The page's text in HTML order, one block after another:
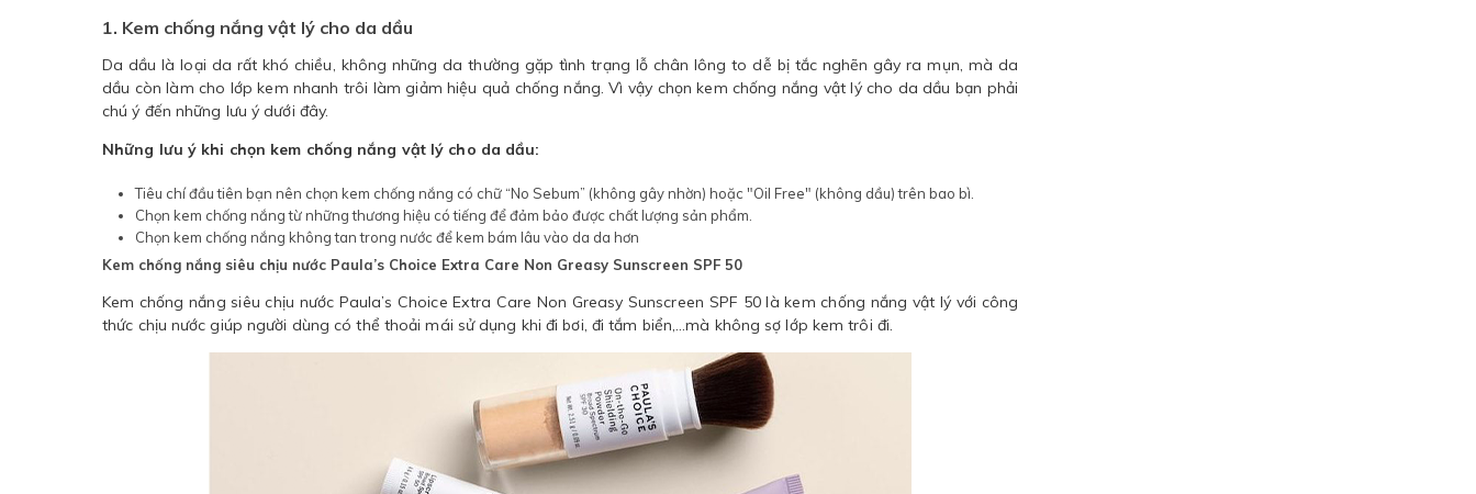
1. Kem chống nắng vật lý cho da dầu
Da dầu là loại da rất khó chiều, không những da thường gặp tình trạng lỗ chân lông to dễ bị tắc nghẽn gây ra mụn, mà da
dầu còn làm cho lớp kem nhanh trôi làm giảm hiệu quả chống nắng. Vì vậy chọn kem chống nắng vật lý cho da dầu bạn phải
chú ý đến những lưu ý dưới đây.
Những lưu ý khi chọn kem chống nắng vật lý cho da dầu:
Tiêu chí đầu tiên bạn nên chọn kem chống nắng có chữ “No Sebum” (không gây nhờn) hoặc "Oil Free" (không dầu) trên bao bì.
Chọn kem chống nắng từ những thương hiệu có tiếng để đảm bảo được chất lượng sản phẩm.
Chọn kem chống nắng không tan trong nước để kem bám lâu vào da da hơn
Kem chống nắng siêu chịu nước Paula’s Choice Extra Care Non Greasy Sunscreen SPF 50
Kem chống nắng siêu chịu nước Paula’s Choice Extra Care Non Greasy Sunscreen SPF 50 là kem chống nắng vật lý với công
thức chịu nước giúp người dùng có thể thoải mái sử dụng khi đi bơi, đi tắm biển,...mà không sợ lớp kem trôi đi.